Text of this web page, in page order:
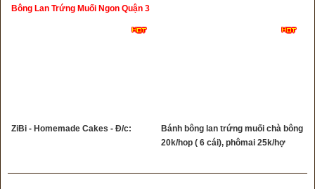
Bông Lan Trứng Muối Ngon Quận 3
ZiBi - Homemade Cakes - Đ/c:
Bánh bông lan trứng muối chà bông
20k/hop ( 6 cái), phômai 25k/hợ